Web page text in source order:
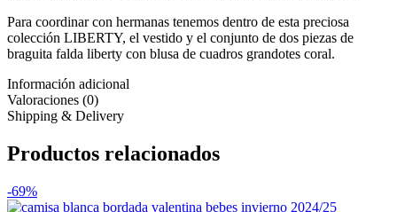
Para coordinar con hermanas tenemos dentro de esta preciosa
colección LIBERTY, el vestido y el conjunto de dos piezas de
braguita falda liberty con blusa de cuadros grandotes coral.
Información adicional
Valoraciones (0)
Shipping & Delivery
Productos relacionados
-69%